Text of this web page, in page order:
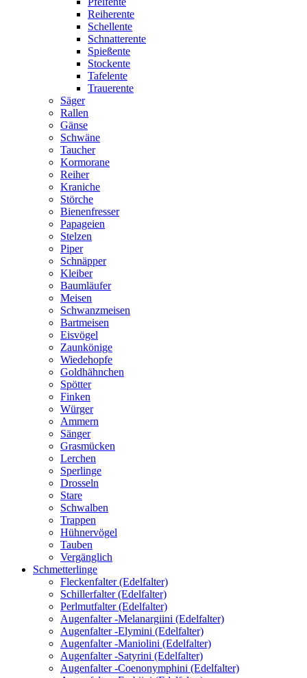
Reiherente
Schellente
Schnatterente
Spießente
Stockente
Tafelente
Trauerente
Säger
Rallen
Gänse
Schwäne
Taucher
Kormorane
Reiher
Kraniche
Störche
Bienenfresser
Papageien
Stelzen
Piper
Schnäpper
Kleiber
Baumläufer
Meisen
Schwanzmeisen
Bartmeisen
Eisvögel
Zaunkönige
Wiedehopfe
Goldhähnchen
Spötter
Finken
Würger
Ammern
Sänger
Grasmücken
Lerchen
Sperlinge
Drosseln
Stare
Schwalben
Trappen
Hühnervögel
Tauben
Vergänglich
Schmetterlinge
Fleckenfalter (Edelfalter)
Schillerfalter (Edelfalter)
Perlmutfalter (Edelfalter)
Augenfalter -Melanargiini (Edelfalter)
Augenfalter -Elymini (Edelfalter)
Augenfalter -Maniolini (Edelfalter)
Augenfalter -Satyrini (Edelfalter)
Augenfalter -Coenonymphini (Edelfalter)